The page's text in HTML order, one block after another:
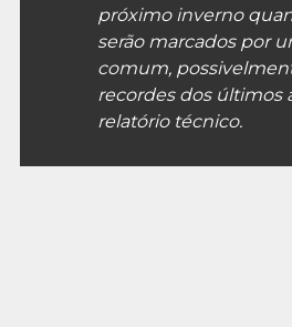
próximo inverno
serão marcados por
comum,
recordes dos últimos
relatório técnico.